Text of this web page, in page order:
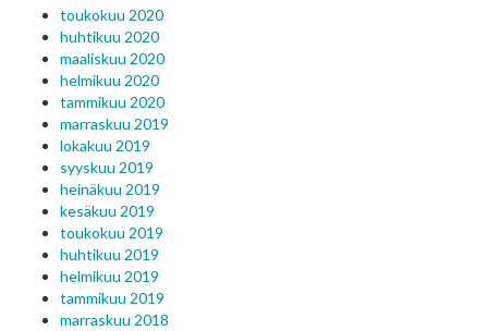
toukokuu 2020
huhtikuu 2020
maaliskuu 2020
helmikuu 2020
tammikuu 2020
marraskuu 2019
lokakuu 2019
syyskuu 2019
heinäkuu 2019
kesäkuu 2019
toukokuu 2019
huhtikuu 2019
helmikuu 2019
tammikuu 2019
marraskuu 2018